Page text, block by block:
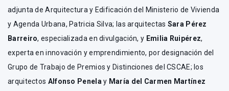
adjunta de Arquitectura y Edificación del Ministerio de Vivienda
y Agenda Urbana, Patricia Silva; las arquitectas Sara Pérez
Barreiro, especializada en divulgación, y Emilia Ruipérez,
experta en innovación y emprendimiento, por designación del
Grupo de Trabajo de Premios y Distinciones del CSCAE; los
arquitectos Alfonso Penela y María del Carmen Martínez